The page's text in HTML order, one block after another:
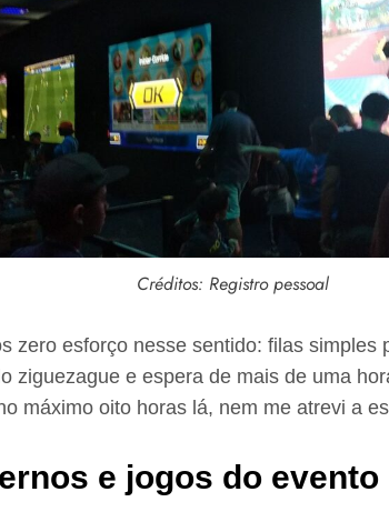
Créditos: Registro pessoal
zero esforço nesse sentido: filas simples
ziguezague e espera de mais de uma
máximo oito horas lá, nem me atrevi a
e jogos do evento